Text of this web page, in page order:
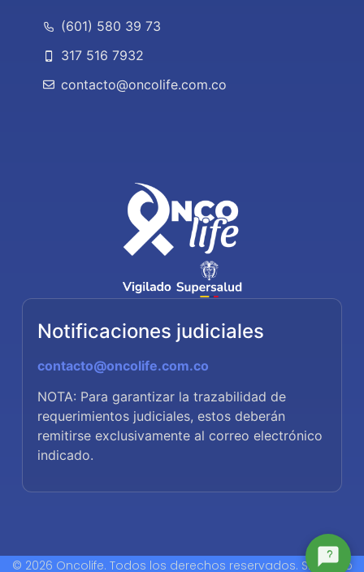
Notificaciones judiciales
contacto@oncolife.com.co
NOTA: Para garantizar la trazabilidad de
requerimientos judiciales, estos deberán
remitirse exclusivamente al correo electrónico
indicado.
(601) 580 39 73
317 516 7932
contacto@oncolife.com.co
© 2026 Oncolife. Todos los derechos reservados. Sitio web